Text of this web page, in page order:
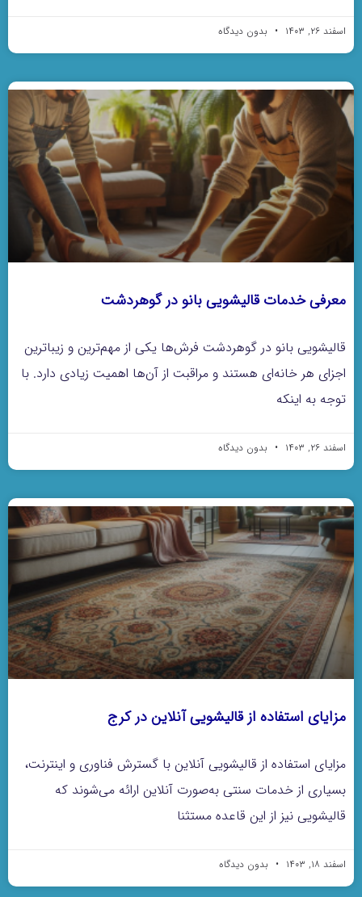
اسفند ۲۶, ۱۴۰۳ بدون دیدگاه
معرفی خدمات قالیشویی بانو در گوهردشت
قالیشویی بانو در گوهردشت فرش‌ها یکی از مهم‌ترین و زیباترین
اجزای هر خانه‌ای هستند و مراقبت از آن‌ها اهمیت زیادی دارد. با
توجه به اینکه
اسفند ۲۶, ۱۴۰۳ بدون دیدگاه
مزایای استفاده از قالیشویی آنلاین در کرج
مزایای استفاده از قالیشویی آنلاین با گسترش فناوری و اینترنت،
بسیاری از خدمات سنتی به‌صورت آنلاین ارائه می‌شوند که
قالیشویی نیز از این قاعده مستثنا
اسفند ۱۸, ۱۴۰۳ بدون دیدگاه